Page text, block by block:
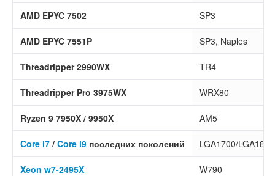
AMD EPYC 7502 SP3
AMD EPYC 7551P SP3, Naples
Threadripper 2990WX TR4
Threadripper Pro 3975WX WRX80
Ryzen 9 7950X / 9950X AM5
Core i7 / Core i9 последних поколений LGA1700/LGA1851
Xeon w7-2495X W790